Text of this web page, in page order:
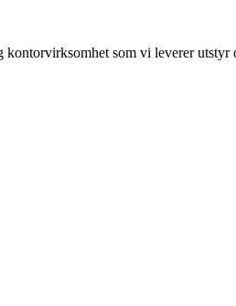
som vi leverer